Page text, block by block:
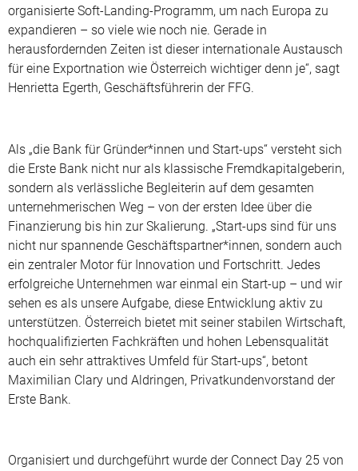
organisierte Soft-Landing-Programm, um nach Europa zu
expandieren – so viele wie noch nie. Gerade in
herausfordernden Zeiten ist dieser internationale Austausch
für eine Exportnation wie Österreich wichtiger denn je“, sagt
Henrietta Egerth, Geschäftsführerin der FFG.
Als „die Bank für Gründer*innen und Start-ups“ versteht sich
die Erste Bank nicht nur als klassische Fremdkapitalgeberin,
sondern als verlässliche Begleiterin auf dem gesamten
unternehmerischen Weg – von der ersten Idee über die
Finanzierung bis hin zur Skalierung. „Start-ups sind für uns
nicht nur spannende Geschäftspartner*innen, sondern auch
ein zentraler Motor für Innovation und Fortschritt. Jedes
erfolgreiche Unternehmen war einmal ein Start-up – und wir
sehen es als unsere Aufgabe, diese Entwicklung aktiv zu
unterstützen. Österreich bietet mit seiner stabilen Wirtschaft,
hochqualifizierten Fachkräften und hohen Lebensqualität
auch ein sehr attraktives Umfeld für Start-ups“, betont
Maximilian Clary und Aldringen, Privatkundenvorstand der
Erste Bank.
Organisiert und durchgeführt wurde der Connect Day 25 von